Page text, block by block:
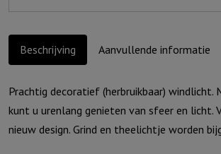
aantal
Beschrijving Aanvullende informatie
Prachtig decoratief (herbruikbaar)
kunt u urenlang genieten van sfeer en licht.
nieuw design. Grind en theelichtje worden